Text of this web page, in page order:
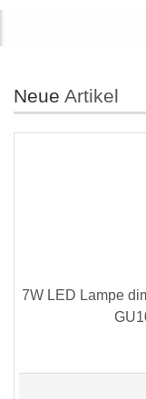
Neue Artikel
7W LED Lampe